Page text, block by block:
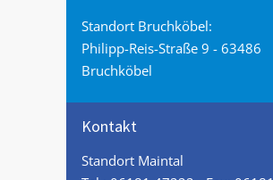
Standort Bruchköbel:
Philipp-Reis-Straße 9 - 63486
Bruchköbel
Kontakt
Standort Maintal